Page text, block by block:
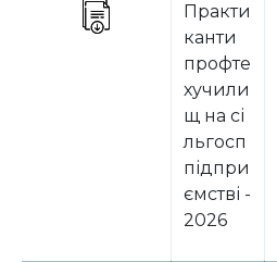
Практи
канти
профте
хучили
щ на сі
льгосп
підпри
ємстві -
2026